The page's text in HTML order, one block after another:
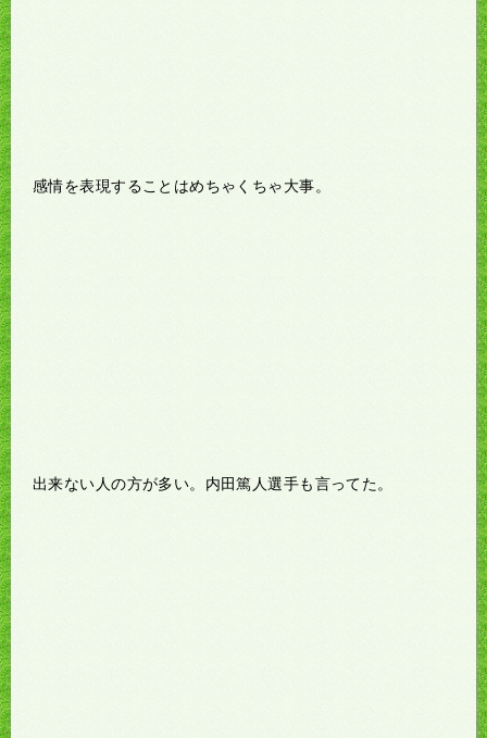
感情を表現することはめちゃくちゃ大事。
出来ない人の方が多い。内田篤人選手も言ってた。